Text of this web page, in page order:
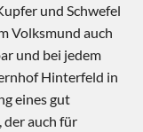
und Schwefel
Volksmund auch
und bei jedem
Hinterfeld in
eines gut
der auch für